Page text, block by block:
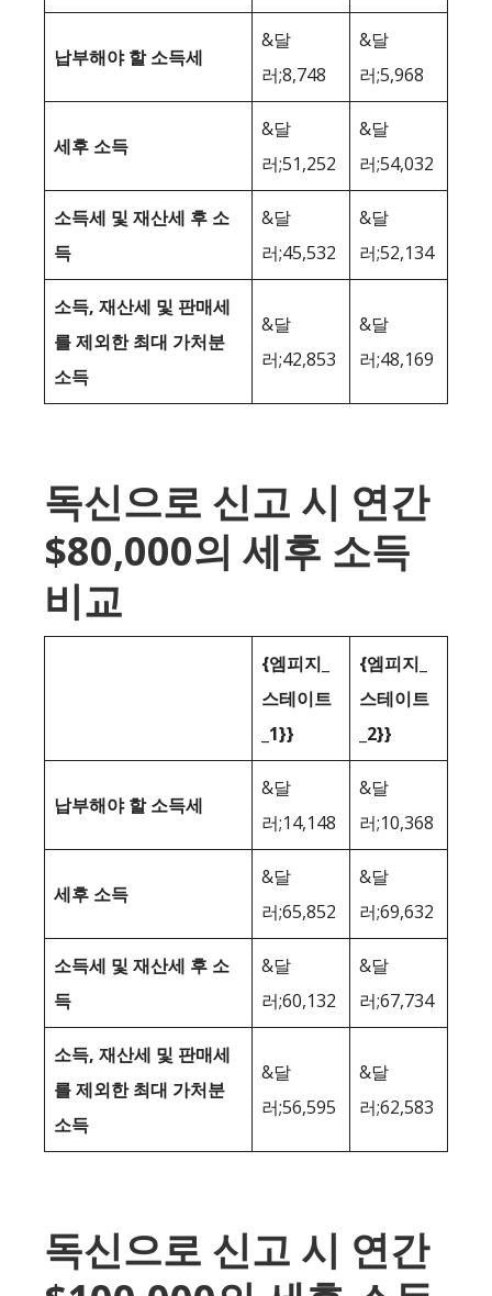
납부해야 할 소득세
&달
러;8,748
&달
러;5,968
세후 소득
&달
러;51,252
&달
러;54,032
소득세 및 재산세 후 소
득
&달
러;45,532
&달
러;52,134
소득, 재산세 및 판매세
를 제외한 최대 가처분
소득
&달
러;42,853
&달
러;48,169
독신으로 신고 시 연간
$80,000의 세후 소득
비교
{엠피지_
스테이트
_1}}
{엠피지_
스테이트
_2}}
납부해야 할 소득세
&달
러;14,148
&달
러;10,368
세후 소득
&달
러;65,852
&달
러;69,632
소득세 및 재산세 후 소
득
&달
러;60,132
&달
러;67,734
소득, 재산세 및 판매세
를 제외한 최대 가처분
소득
&달
러;56,595
&달
러;62,583
독신으로 신고 시 연간